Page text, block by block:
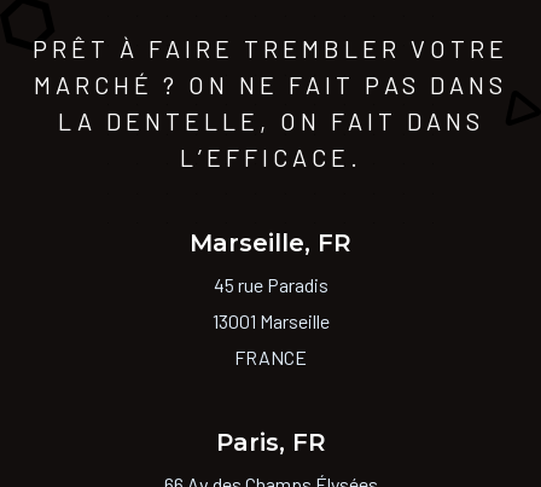
PRÊT À FAIRE TREMBLER VOTRE
MARCHÉ ? ON NE FAIT PAS DANS
LA DENTELLE, ON FAIT DANS
L’EFFICACE.
Marseille, FR
45 rue Paradis
13001 Marseille
FRANCE
Paris, FR